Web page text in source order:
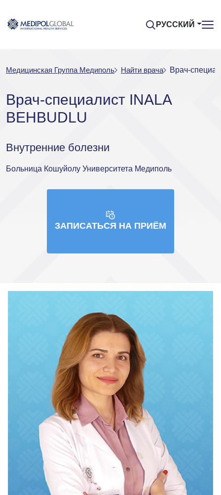
РУССКИЙ
Медицинская Группа Медиполь Найти врача Врач-
Врач-специалист INALA
BEHBUDLU
Внутренние болезни
Больница Кошуйолу Университета Медиполь
ЗАПИСАТЬСЯ НА ПРИЁМ